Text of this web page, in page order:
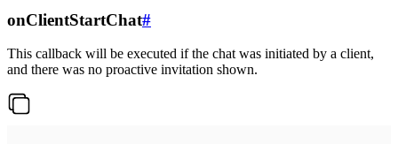
onClientStartChat#
This callback will be executed if the chat was initiated by a client,
and there was no proactive invitation shown.